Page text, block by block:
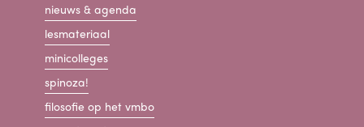
nieuws & agenda
lesmateriaal
minicolleges
spinoza!
filosofie op het vmbo